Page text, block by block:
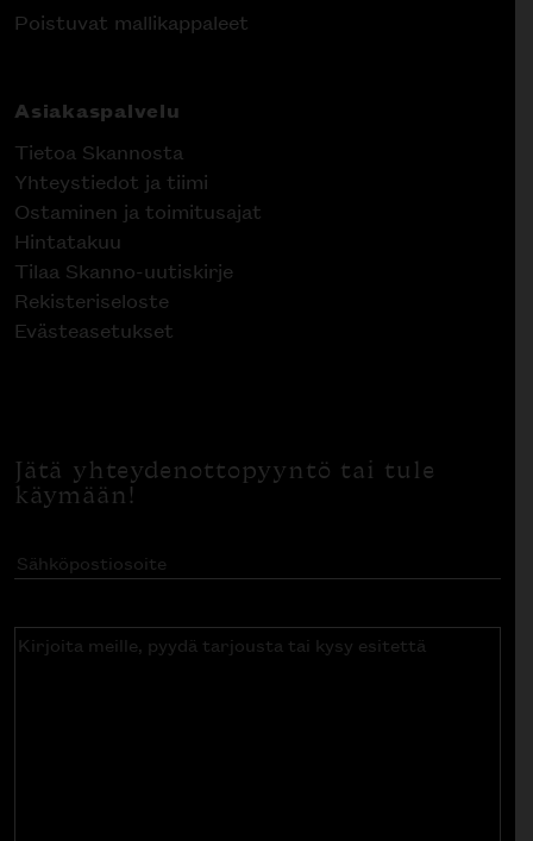
Poistuvat mallikappaleet
Asiakaspalvelu
Tietoa Skannosta
Yhteystiedot ja tiimi
Ostaminen ja toimitusajat
Hintatakuu
Tilaa Skanno-uutiskirje
Rekisteriseloste
Evästeasetukset
Jätä yhteydenottopyyntö tai tule
käymään!
Sähköpostiosoite(Pakollinen)
Kirjoita